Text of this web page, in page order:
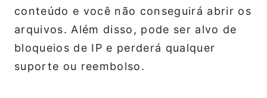
conteúdo e você não conseguirá abrir os
arquivos. Além disso, pode ser alvo de
bloqueios de IP e perderá qualquer
suporte ou reembolso.